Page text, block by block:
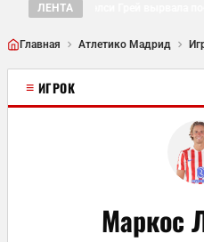
ЛЕНТА●
Главная Атлетико Мадрид
≡ ИГРОК
Маркос